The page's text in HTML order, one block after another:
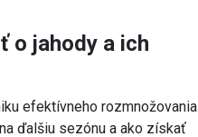
o jahody a ich
efektívneho rozmnožovania
ďalšiu sezónu a ako získať